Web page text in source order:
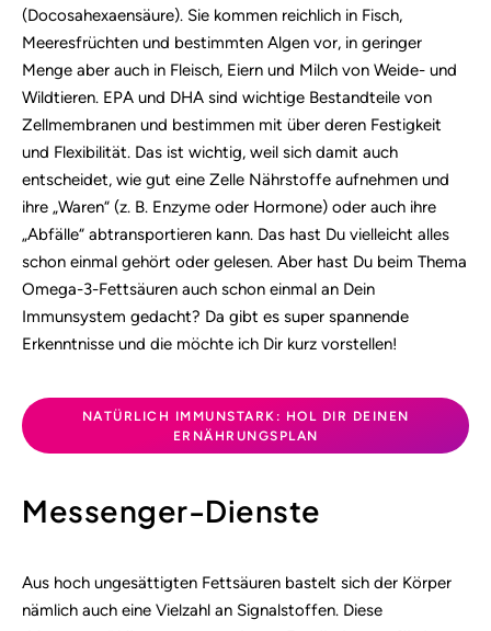
(Docosahexaensäure). Sie kommen reichlich in Fisch,
Meeresfrüchten und bestimmten Algen vor, in geringer
Menge aber auch in Fleisch, Eiern und Milch von Weide- und
Wildtieren. EPA und DHA sind wichtige Bestandteile von
Zellmembranen und bestimmen mit über deren Festigkeit
und Flexibilität. Das ist wichtig, weil sich damit auch
entscheidet, wie gut eine Zelle Nährstoffe aufnehmen und
ihre „Waren“ (z. B. Enzyme oder Hormone) oder auch ihre
„Abfälle“ abtransportieren kann. Das hast Du vielleicht alles
schon einmal gehört oder gelesen. Aber hast Du beim Thema
Omega-3-Fettsäuren auch schon einmal an Dein
Immunsystem gedacht? Da gibt es super spannende
Erkenntnisse und die möchte ich Dir kurz vorstellen!
NATÜRLICH IMMUNSTARK: HOL DIR DEINEN
ERNÄHRUNGSPLAN
Messenger-Dienste
Aus hoch ungesättigten Fettsäuren bastelt sich der Körper
nämlich auch eine Vielzahl an Signalstoffen. Diese